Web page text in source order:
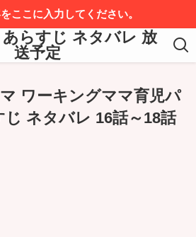
ここに入力してください。
らすじ ネタバレ 放
送予定
ワーキングママ育児パ
ネタバレ 16話～18話